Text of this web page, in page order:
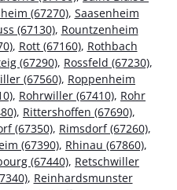
(67270), Saasenheim
(67130), Rountzenheim
, Rott (67160), Rothbach
(67290), Rossfeld (67230),
(67560), Roppenheim
, Rohrwiller (67410), Rohr
, Rittershoffen (67690),
(67350), Rimsdorf (67260),
(67390), Rhinau (67860),
(67440), Retschwiller
, Reinhardsmunster